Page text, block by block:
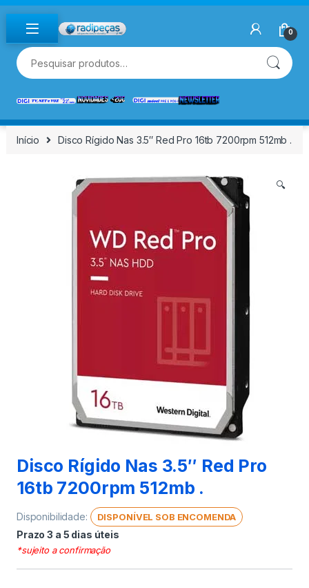
Skip to navigation
Skip to content
0
Pesquisar por:
Início Disco Rígido Nas 3.5″ Red Pro 16tb 7200rpm 512mb .
🔍
Disco Rígido Nas 3.5″ Red Pro
16tb 7200rpm 512mb .
Disponibilidade: DISPONÍVEL SOB ENCOMENDA
Prazo 3 a 5 dias úteis
*sujeito a confirmação